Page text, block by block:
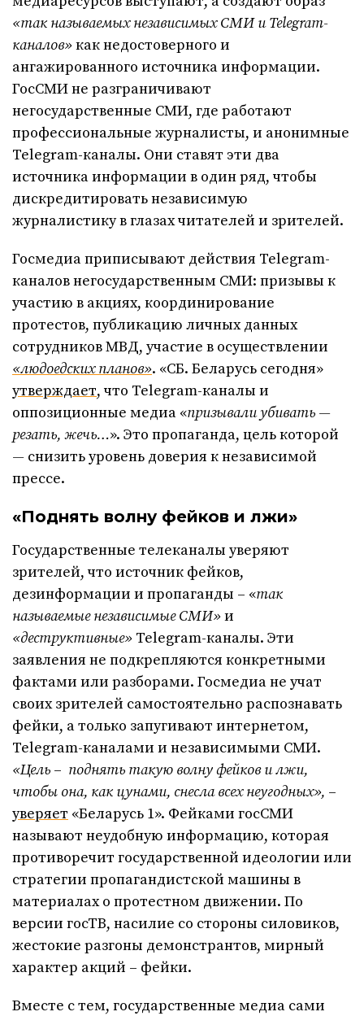
«так называемых независимых СМИ и Telegram-
каналов»как недостоверного и
ангажированного источника информации.
ГосСМИ не разграничивают
негосударственные СМИ, где работают
профессиональные журналисты, и анонимные
Telegram-каналы. Они ставят эти два
источника информации в один ряд, чтобы
дискредитировать независимую
журналистику в глазах читателей и зрителей.
Госмедиа приписывают действия Telegram-
каналов негосударственным СМИ: призывы к
участию в акциях, координирование
протестов, публикацию личных данных
сотрудников МВД, участие в осуществлении
«людоедских планов». «СБ. Беларусь сегодня»
утверждает, что Telegram-каналы и
оппозиционные медиа «призывали убивать —
резать, жечь…». Это пропаганда, цель которой
— снизить уровень доверия к независимой
прессе.
«Поднять волну фейков и лжи»
Государственные телеканалы уверяют
зрителей, что источник фейков,
дезинформации и пропаганды – «так
называемые независимые СМИ»и
«деструктивные» Telegram-каналы. Эти
заявления не подкрепляются конкретными
фактами или разборами. Госмедиа не учат
своих зрителей самостоятельно распознавать
фейки, а только запугивают интернетом,
Telegram-каналами и независимыми СМИ.
«Цель – поднять такую волну фейков и лжи,
чтобы она, как цунами, снесла всех неугодных», –
уверяет «Беларусь 1». Фейками госСМИ
называют неудобную информацию, которая
противоречит государственной идеологии или
стратегии пропагандистской машины в
материалах о протестном движении. По
версии госТВ, насилие со стороны силовиков,
жестокие разгоны демонстрантов, мирный
характер акций – фейки.
Вместе с тем, государственные медиа сами